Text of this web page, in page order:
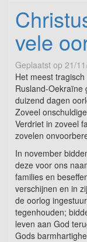
vele
Geplaatst op 21/
Het meest
Rusland-Oekraïne
duizend dagen
Zoveel
Verdriet in zoveel
zovelen
In november
deze voor ons
families en
verschijnen en in
de oorlog
tegenhouden;
leven aan God
Gods